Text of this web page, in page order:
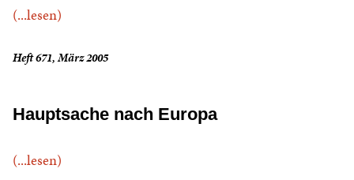
(...lesen)
Heft 671, März 2005
Hauptsache nach Europa
(...lesen)